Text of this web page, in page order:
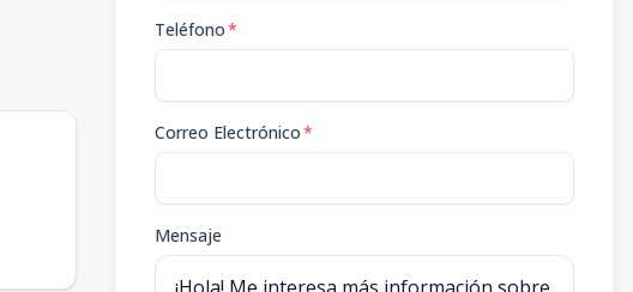
Teléfono*
Correo Electrónico*
Mensaje